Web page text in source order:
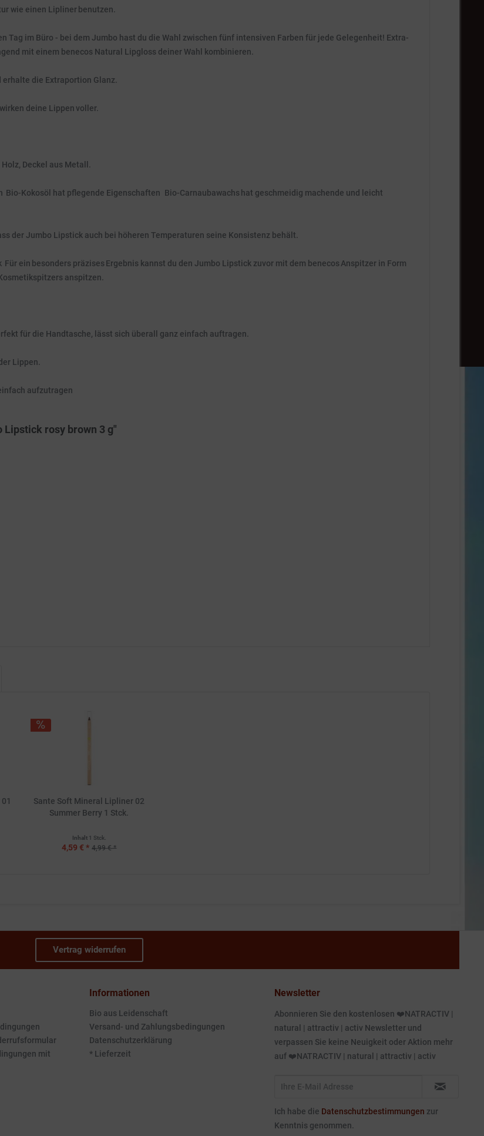
wie einen Lipliner benutzen.
Tag im Büro - bei dem Jumbo hast du die Wahl zwischen fünf intensiven Farben für jede Gelegenheit! Extra-
mit einem benecos Natural Lipgloss deiner Wahl kombinieren.
die Extraportion Glanz.
deine Lippen voller.
Deckel aus Metall.
Kokosöl hat pflegende Eigenschaften Bio-Carnaubawachs hat geschmeidig machende und leicht
der Jumbo Lipstick auch bei höheren Temperaturen seine Konsistenz behält.
ein besonders präzises Ergebnis kannst du den Jumbo Lipstick zuvor mit dem benecos Anspitzer in Form
anspitzen.
für die Handtasche, lässt sich überall ganz einfach auftragen.
Lippen.
aufzutragen
rosy brown 3 g"
Sante Soft Mineral Lipliner 02
Summer Berry 1 Stck.
Inhalt 1 Stck.
4,59 € * 4,99 € *
Vertrag widerrufen
mit
Informationen
Bio aus Leidenschaft
Versand- und Zahlungsbedingungen
Datenschutzerklärung
* Lieferzeit
Newsletter
Abonnieren Sie den kostenlosen ❤️NATRACTIV |
natural | attractiv | activ Newsletter und
verpassen Sie keine Neuigkeit oder Aktion mehr
auf ❤️NATRACTIV | natural | attractiv | activ
Ich habe die Datenschutzbestimmungen zur
Kenntnis genommen.